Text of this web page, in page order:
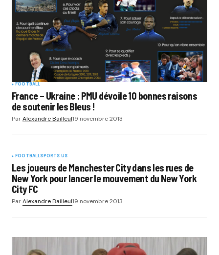
FOOTBALL
France – Ukraine : PMU dévoile 10 bonnes raisons
de soutenir les Bleus !
ParAlexandre Bailleul19 novembre 2013
FOOTBALLSPORTS US
Les joueurs de Manchester City dans les rues de
New York pour lancer le mouvement du New York
City FC
ParAlexandre Bailleul19 novembre 2013